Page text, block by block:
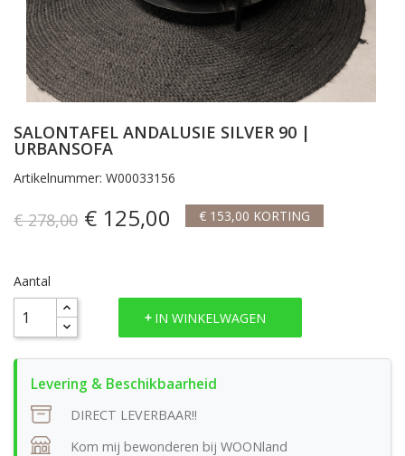
SALONTAFEL ANDALUSIE SILVER 90 |
URBANSOFA
Artikelnummer: W00033156
€ 278,00 € 125,00 € 153,00 KORTING
Aantal
IN WINKELWAGEN
DIRECT LEVERBAAR!!
Kom mij bewonderen bij WOONland